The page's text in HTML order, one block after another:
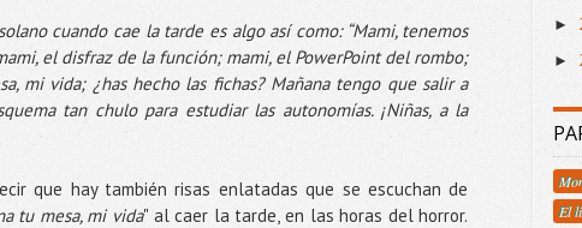
cuando cae la tarde es algo así como: “Mami, tenemos
el disfraz de la función; mami, el PowerPoint del rombo;
mi vida; ¿has hecho las fichas? Mañana tengo que salir a
tan chulo para estudiar las autonomías. ¡Niñas, a la
que hay también risas enlatadas que se escuchan de
tu mesa, mi vida" al caer la tarde, en las horas del horror.
►
►
El